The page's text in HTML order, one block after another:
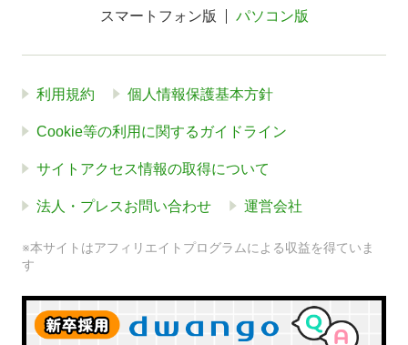
スマートフォン版 パソコン版
利用規約 個人情報保護基本方針
Cookie等の利用に関するガイドライン
サイトアクセス情報の取得について
法人・プレスお問い合わせ 運営会社
※本サイトはアフィリエイトプログラムによる収益を得ていま
す